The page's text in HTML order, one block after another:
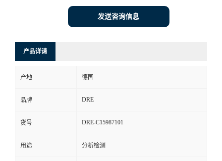
发送咨询信息
产品详请
产地 德国
品牌 DRE
货号 DRE-C15987101
用途 分析检测